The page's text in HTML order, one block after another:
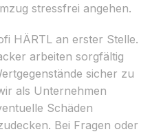
stressfrei angehen.
HÄRTL an erster Stelle.
arbeiten sorgfältig
sicher zu
als Unternehmen
Schäden
Bei Fragen oder